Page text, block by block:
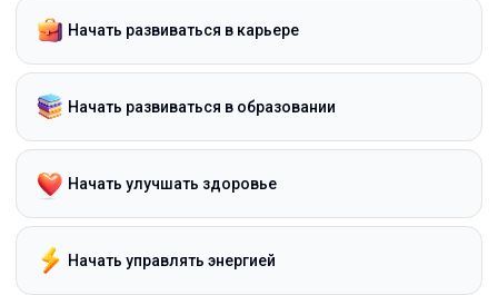
Начать развиваться в карьере
Начать развиваться в образовании
Начать улучшать здоровье
Начать управлять энергией